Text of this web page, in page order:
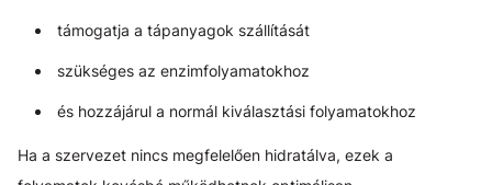
támogatja a tápanyagok szállítását
szükséges az enzimfolyamatokhoz
és hozzájárul a normál kiválasztási folyamatokhoz
Ha a szervezet nincs megfelelően hidratálva, ezek a